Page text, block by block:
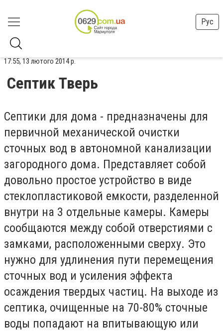
Рус
17:55, 13 лютого 2014 р.
Септик Тверь
Септики для дома - предназначены для
первичной механической очистки
сточных вод в автономной канализации
загородного дома. Представляет собой
довольно простое устройство в виде
стеклопластиковой емкости, разделенной
внутри на 3 отдельные камеры. Камеры
сообщаются между собой отверстиями с
замками, расположенными сверху. Это
нужно для удлинения пути перемещения
сточных вод и усиления эффекта
осаждения твердых частиц. На выходе из
септика, очищенные на 70-80% сточные
воды попадают на впитывающую или